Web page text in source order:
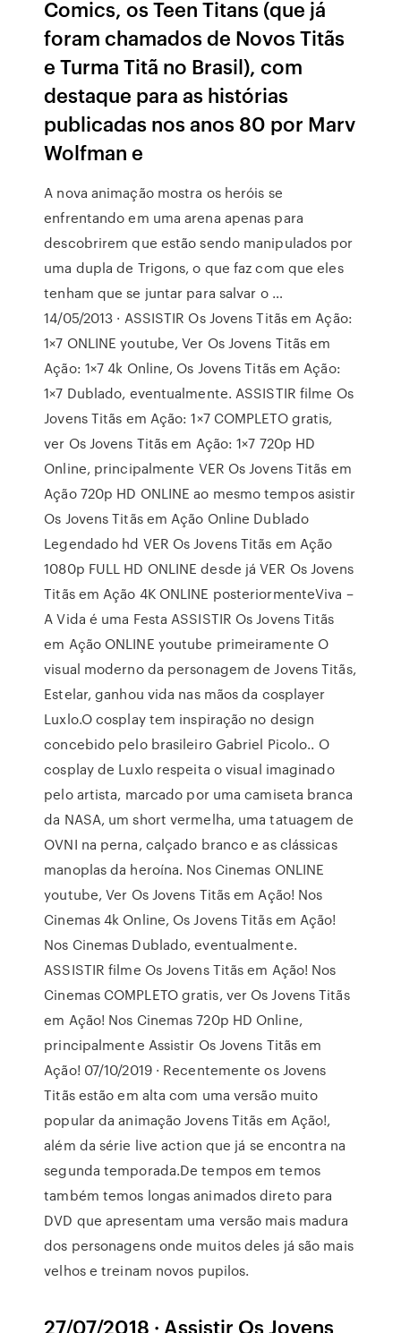
Comics, os Teen Titans (que já
foram chamados de Novos Titãs
e Turma Titã no Brasil), com
destaque para as histórias
publicadas nos anos 80 por Marv
Wolfman e
A nova animação mostra os heróis se
enfrentando em uma arena apenas para
descobrirem que estão sendo manipulados por
uma dupla de Trigons, o que faz com que eles
tenham que se juntar para salvar o …
14/05/2013 · ASSISTIR Os Jovens Titãs em Ação:
1×7 ONLINE youtube, Ver Os Jovens Titãs em
Ação: 1×7 4k Online, Os Jovens Titãs em Ação:
1×7 Dublado, eventualmente. ASSISTIR filme Os
Jovens Titãs em Ação: 1×7 COMPLETO gratis,
ver Os Jovens Titãs em Ação: 1×7 720p HD
Online, principalmente VER Os Jovens Titãs em
Ação 720p HD ONLINE ao mesmo tempos asistir
Os Jovens Titãs em Ação Online Dublado
Legendado hd VER Os Jovens Titãs em Ação
1080p FULL HD ONLINE desde já VER Os Jovens
Titãs em Ação 4K ONLINE posteriormenteViva –
A Vida é uma Festa ASSISTIR Os Jovens Titãs
em Ação ONLINE youtube primeiramente O
visual moderno da personagem de Jovens Titãs,
Estelar, ganhou vida nas mãos da cosplayer
Luxlo.O cosplay tem inspiração no design
concebido pelo brasileiro Gabriel Picolo.. O
cosplay de Luxlo respeita o visual imaginado
pelo artista, marcado por uma camiseta branca
da NASA, um short vermelha, uma tatuagem de
OVNI na perna, calçado branco e as clássicas
manoplas da heroína. Nos Cinemas ONLINE
youtube, Ver Os Jovens Titãs em Ação! Nos
Cinemas 4k Online, Os Jovens Titãs em Ação!
Nos Cinemas Dublado, eventualmente.
ASSISTIR filme Os Jovens Titãs em Ação! Nos
Cinemas COMPLETO gratis, ver Os Jovens Titãs
em Ação! Nos Cinemas 720p HD Online,
principalmente Assistir Os Jovens Titãs em
Ação! 07/10/2019 · Recentemente os Jovens
Titãs estão em alta com uma versão muito
popular da animação Jovens Titãs em Ação!,
além da série live action que já se encontra na
segunda temporada.De tempos em temos
também temos longas animados direto para
DVD que apresentam uma versão mais madura
dos personagens onde muitos deles já são mais
velhos e treinam novos pupilos.
27/07/2018 · Assistir Os Jovens